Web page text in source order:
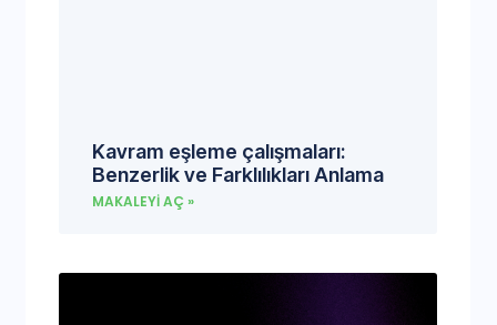
Kavram eşleme çalışmaları:
Benzerlik ve Farklılıkları Anlama
MAKALEYI AÇ »